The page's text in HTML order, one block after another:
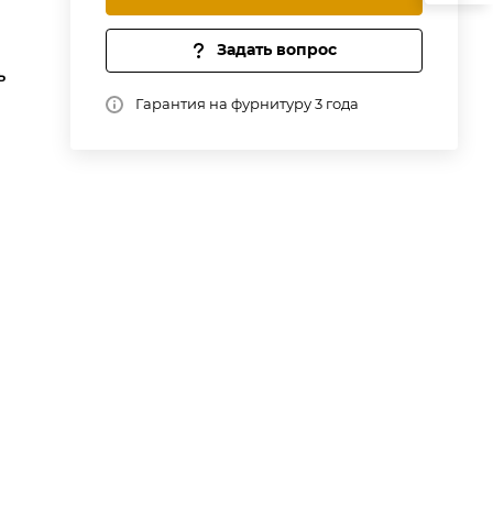
Задать вопрос
Гарантия на фурнитуру 3 года